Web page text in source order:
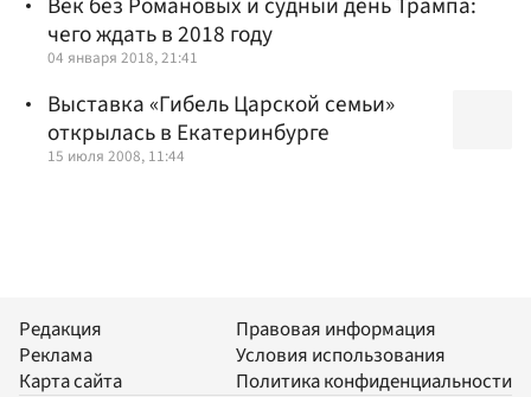
чего ждать в 2018 году
04 января 2018, 21:41
Выставка «Гибель Царской семьи»
открылась в Екатеринбурге
15 июля 2008, 11:44
Редакция
Реклама
Карта сайта
Правовая информация
Условия использования
Политика конфиденциальности